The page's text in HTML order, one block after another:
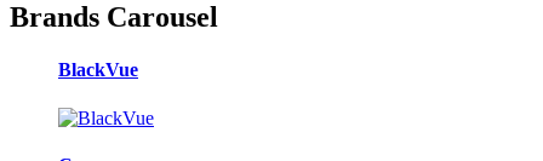
Brands Carousel
BlackVue